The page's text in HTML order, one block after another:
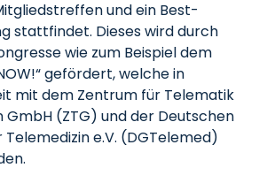
und ein Best-
stattfindet. Dieses wird durch
wie zum Beispiel dem
gefördert, welche in
mit dem Zentrum für Telematik
GmbH (ZTG) und der Deutschen
e.V. (DGTelemed)